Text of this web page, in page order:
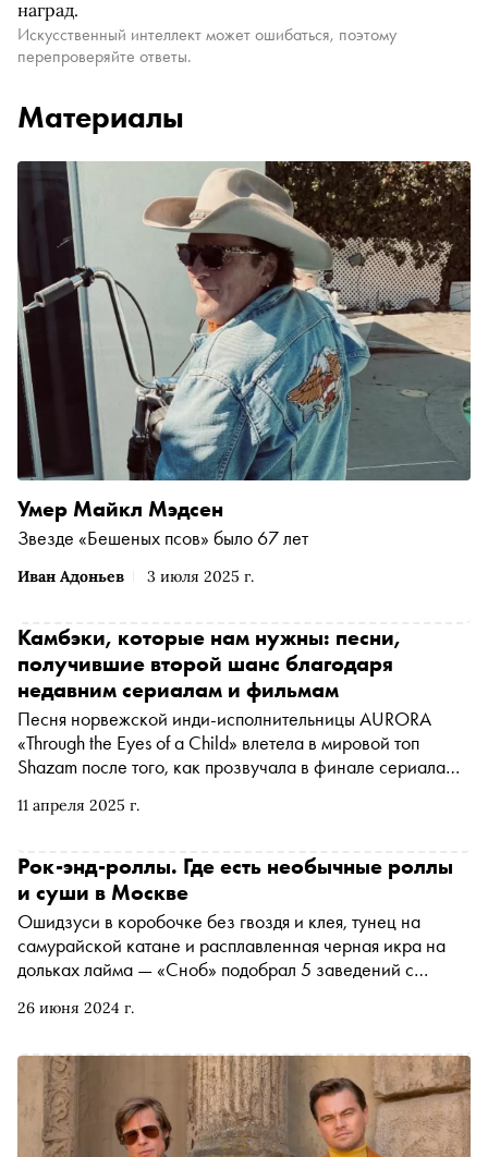
наград.
Искусственный интеллект может ошибаться, поэтому
перепроверяйте ответы.
Материалы
Иван Адоньев 3 июля 2025 г.
Умер Майкл Мэдсен
Звезде «Бешеных псов» было 67 лет
11 апреля 2025 г.
Камбэки, которые нам нужны: песни,
получившие второй шанс благодаря
недавним сериалам и фильмам
Песня норвежской инди-исполнительницы AURORA
«Through the Eyes of a Child» влетела в мировой топ
Shazam после того, как прозвучала в финале сериала
вспомнить другие недавние примеры того, как песня из
популярной благодаря попаданию в саундтрек к сериалу
или фильму
26 июня 2024 г.
Рок-энд-роллы. Где есть необычные роллы
и суши в Москве
Ошидзуси в коробочке без гвоздя и клея, тунец на
самурайской катане и расплавленная черная икра на
дольках лайма — «Сноб» подобрал 5 заведений с
удивят